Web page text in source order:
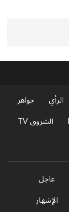
الرأي
جواهر
الشروق TV
عاجل
الإشهار